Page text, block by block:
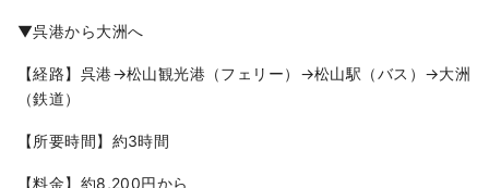
▼呉港から大洲へ
【経路】呉港→松山観光港（フェリー）→松山駅（バス）→大洲
（鉄道）
【所要時間】約3時間
【料金】約8,200円から